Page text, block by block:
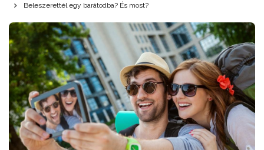
Beleszerettél egy barátodba? És most?